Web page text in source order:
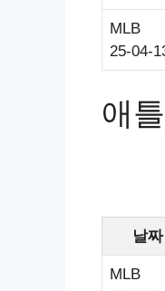
MLB
25-04-
애
날짜
MLB